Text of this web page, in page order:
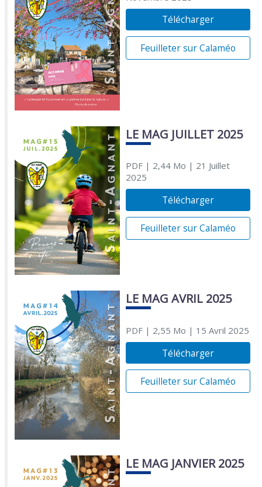
Télécharger
Feuilleter sur Calaméo
LE MAG JUILLET 2025
PDF| 2,44 Mo | 21 Juillet
2025
Télécharger
Feuilleter sur Calaméo
LE MAG AVRIL 2025
PDF| 2,55 Mo | 15 Avril 2025
Télécharger
Feuilleter sur Calaméo
LE MAG JANVIER 2025